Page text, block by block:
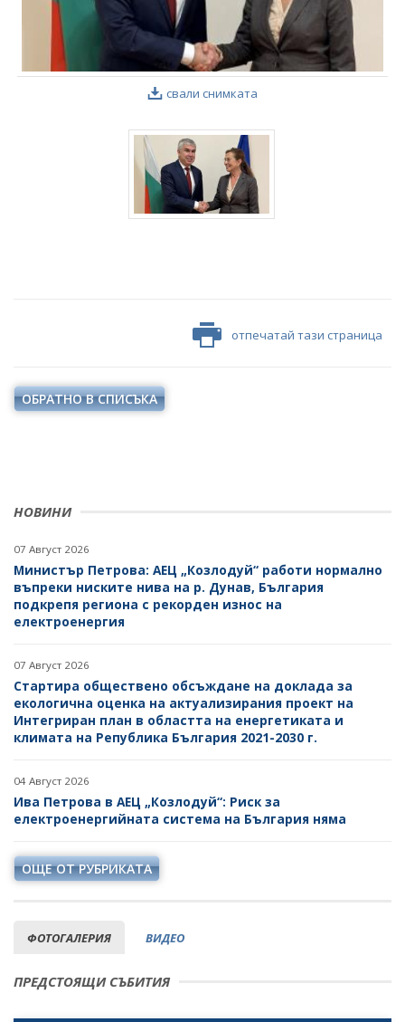
НОВИНИ
07 Август 2026
Министър Петрова: АЕЦ „Козлодуй“ работи нормално
въпреки ниските нива на р. Дунав, България
подкрепя региона с рекорден износ на
електроенергия
07 Август 2026
Стартира обществено обсъждане на доклада за
екологична оценка на актуализирания проект на
Интегриран план в областта на енергетиката и
климата на Република България 2021-2030 г.
04 Август 2026
Ива Петрова в АЕЦ „Козлодуй“: Риск за
електроенергийната система на България няма
ОЩЕ ОТ РУБРИКАТА
ФОТОГАЛЕРИЯ ВИДЕО
свали снимката
отпечатай тази страница
ОБРАТНО В СПИСЪКА
ПРЕДСТОЯЩИ СЪБИТИЯ